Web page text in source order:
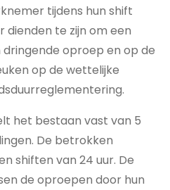
tijdens hun shift
dienden te zijn om een
oproep en op de
op de wettelijke
het bestaan vast van 5
De betrokken
shiften van 24 uur. De
de oproepen door hun